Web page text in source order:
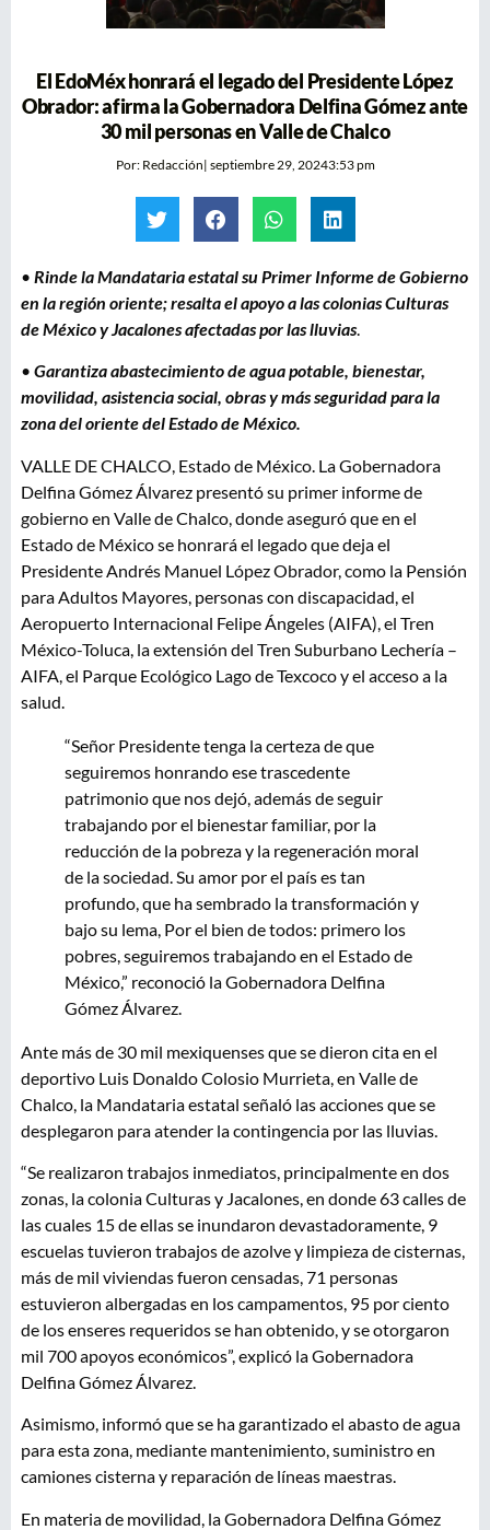
El EdoMéx honrará el legado del Presidente López
Obrador: afirma la Gobernadora Delfina Gómez ante
30 mil personas en Valle de Chalco
Por:Redacción| septiembre 29, 20243:53 pm
• Rinde la Mandataria estatal su Primer Informe de Gobierno
en la región oriente; resalta el apoyo a las colonias Culturas
de México y Jacalones afectadas por las lluvias
• Garantiza abastecimiento de agua potable, bienestar,
movilidad, asistencia social, obras y más seguridad para la
zona del oriente del Estado de México.
VALLE DE CHALCO, Estado de México. La Gobernadora
Delfina Gómez Álvarez presentó su primer informe de
gobierno en Valle de Chalco, donde aseguró que en el
Estado de México se honrará el legado que deja el
Presidente Andrés Manuel López Obrador, como la Pensión
para Adultos Mayores, personas con discapacidad, el
Aeropuerto Internacional Felipe Ángeles (AIFA), el Tren
México-Toluca, la extensión del Tren Suburbano Lechería –
AIFA, el Parque Ecológico Lago de Texcoco y el acceso a la
salud.
“Señor Presidente tenga la certeza de que
seguiremos honrando ese trascedente
patrimonio que nos dejó, además de seguir
trabajando por el bienestar familiar, por la
reducción de la pobreza y la regeneración moral
de la sociedad. Su amor por el país es tan
profundo, que ha sembrado la transformación y
bajo su lema, Por el bien de todos: primero los
pobres, seguiremos trabajando en el Estado de
México,” reconoció la Gobernadora Delfina
Gómez Álvarez.
Ante más de 30 mil mexiquenses que se dieron cita en el
deportivo Luis Donaldo Colosio Murrieta, en Valle de
Chalco, la Mandataria estatal señaló las acciones que se
desplegaron para atender la contingencia por las lluvias.
“Se realizaron trabajos inmediatos, principalmente en dos
zonas, la colonia Culturas y Jacalones, en donde 63 calles de
las cuales 15 de ellas se inundaron devastadoramente, 9
escuelas tuvieron trabajos de azolve y limpieza de cisternas,
más de mil viviendas fueron censadas, 71 personas
estuvieron albergadas en los campamentos, 95 por ciento
de los enseres requeridos se han obtenido, y se otorgaron
mil 700 apoyos económicos”, explicó la Gobernadora
Delfina Gómez Álvarez.
Asimismo, informó que se ha garantizado el abasto de agua
para esta zona, mediante mantenimiento, suministro en
camiones cisterna y reparación de líneas maestras.
En materia de movilidad, la Gobernadora Delfina Gómez